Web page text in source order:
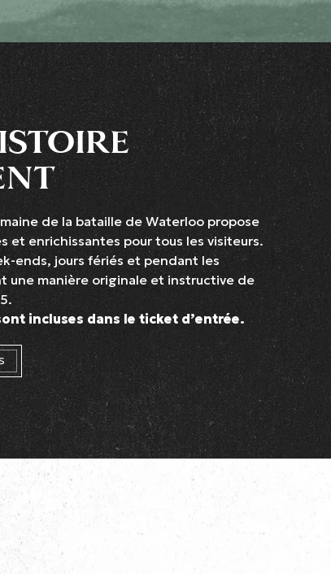
de la bataille de Waterloo propose
et enrichissantes pour tous les visiteurs.
ends, jours fériés et pendant les
une manière originale et instructive de
incluses dans le ticket d’entrée.